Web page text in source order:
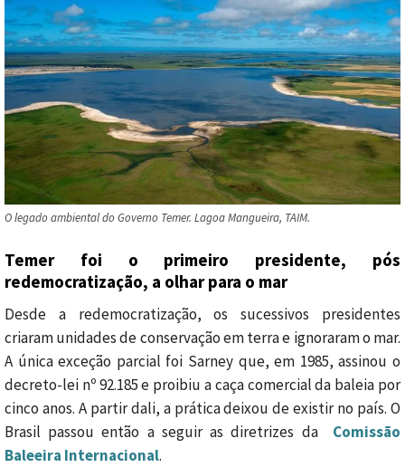
O legado ambiental do Governo Temer. Lagoa Mangueira, TAIM.
Temer foi o primeiro presidente, pós
redemocratização, a olhar para o mar
Desde a redemocratização, os sucessivos presidentes
criaram unidades de conservação em terra e ignoraram o mar.
A única exceção parcial foi Sarney que, em 1985, assinou o
decreto-lei nº 92.185 e proibiu a caça comercial da baleia por
cinco anos. A partir dali, a prática deixou de existir no país. O
Brasil passou então a seguir as diretrizes da Comissão
Baleeira Internacional.